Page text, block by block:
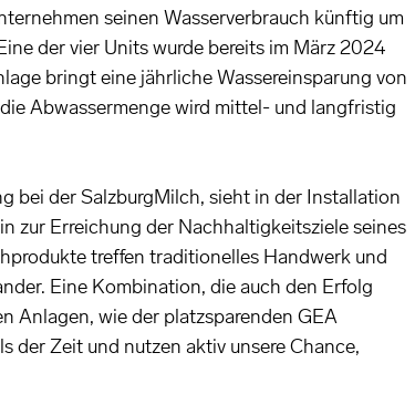
seinen Wasserverbrauch künftig um
der vier Units wurde bereits im März 2024
bringt eine jährliche Wassereinsparung von
Abwassermenge wird mittel- und langfristig
bei der SalzburgMilch, sieht in der Installation
zur Erreichung der Nachhaltigkeitsziele seines
treffen traditionelles Handwerk und
Eine Kombination, die auch den Erfolg
Anlagen, wie der platzsparenden GEA
der Zeit und nutzen aktiv unsere Chance,